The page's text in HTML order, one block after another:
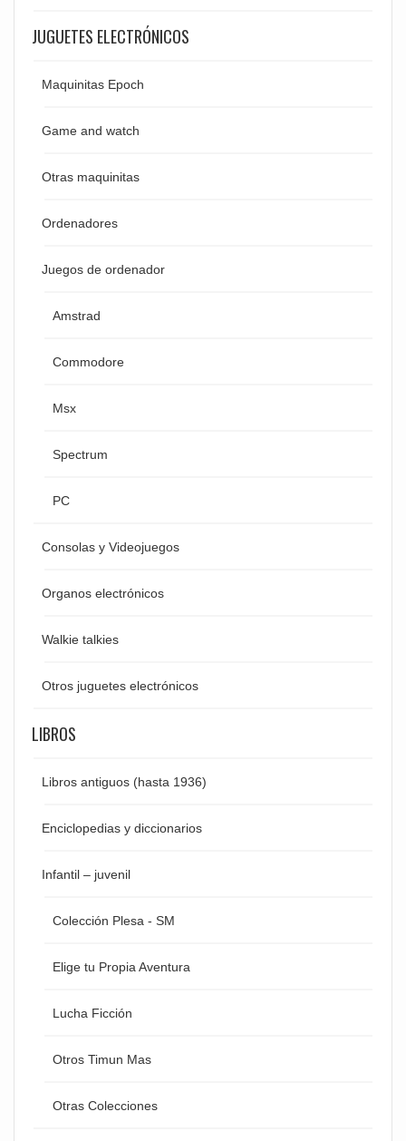
JUGUETES ELECTRÓNICOS
Maquinitas Epoch
Game and watch
Otras maquinitas
Ordenadores
Juegos de ordenador
Amstrad
Commodore
Msx
Spectrum
PC
Consolas y Videojuegos
Organos electrónicos
Walkie talkies
Otros juguetes electrónicos
LIBROS
Libros antiguos (hasta 1936)
Enciclopedias y diccionarios
Infantil – juvenil
Colección Plesa - SM
Elige tu Propia Aventura
Lucha Ficción
Otros Timun Mas
Otras Colecciones